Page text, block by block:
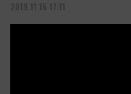
2019.11.15 17:11